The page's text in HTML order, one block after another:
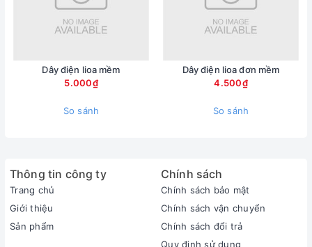
Dây điện lioa mềm
5.000₫
So sánh
Dây điện lioa đơn mềm
4.500₫
So sánh
Thông tin công ty
Trang chủ
Giới thiệu
Sản phẩm
Chính sách
Chính sách bảo mật
Chính sách vận chuyển
Chính sách đổi trả
Quy định sử dụng